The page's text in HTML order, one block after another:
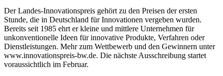
Der Landes-Innovationspreis gehört zu den Preisen der ersten
Stunde, die in Deutschland für Innovationen vergeben wurden.
Bereits seit 1985 ehrt er kleine und mittlere Unternehmen für
unkonventionelle Ideen für innovative Produkte, Verfahren oder
Dienstleistungen. Mehr zum Wettbewerb und den Gewinnern unter
www.innovationspreis-bw.de. Die nächste Ausschreibung startet
voraussichtlich im Februar.